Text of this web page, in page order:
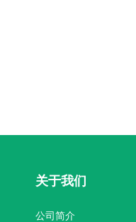
关于我们
公司简介